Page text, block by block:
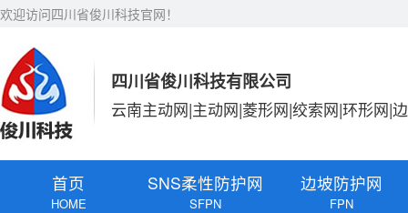
欢迎访问四川省俊川科技官网！
四川省俊川科技有限公司
云南主动网|主动网|菱形网|绞索网|环形网|
首页
HOME
SNS柔性防护网
SFPN
边坡防护网
FPN